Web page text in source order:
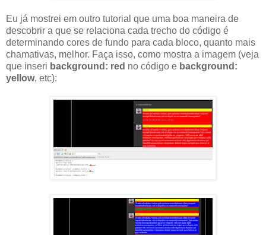
Eu já mostrei em outro tutorial que uma boa maneira de
descobrir a que se relaciona cada trecho do código é
determinando cores de fundo para cada bloco, quanto mais
chamativas, melhor. Faça isso, como mostra a imagem (veja
que inseri background : red no código e background :
yellow, etc):